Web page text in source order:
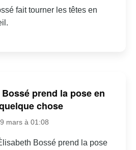
fait tourner les têtes en
prend la pose en
chose
mars à 01:08
Bossé prend la pose